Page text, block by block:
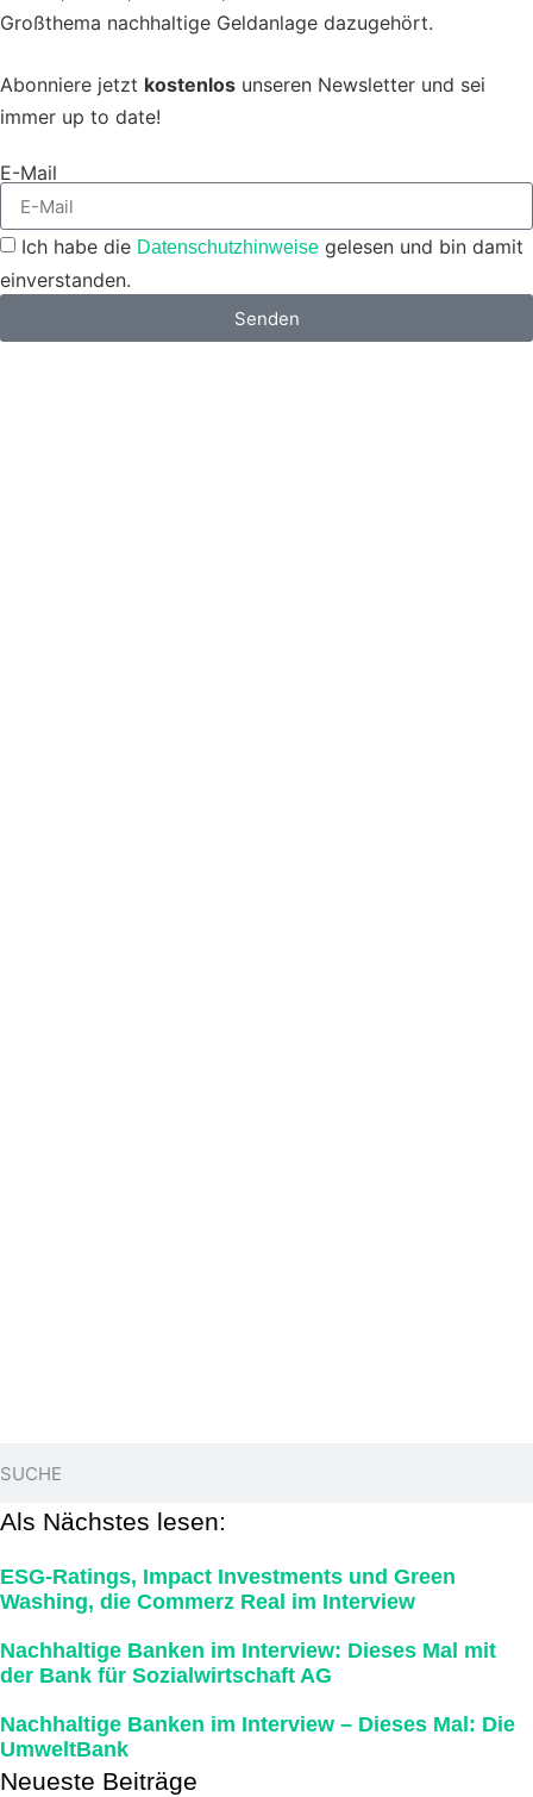
Großthema nachhaltige Geldanlage dazugehört.
Abonniere jetzt kostenlos unseren Newsletter und sei
immer up to date!
E-Mail
Ich habe die Datenschutzhinweise gelesen und bin damit
einverstanden.
Senden
Als Nächstes lesen:
ESG-Ratings, Impact Investments und Green
Washing, die Commerz Real im Interview
Nachhaltige Banken im Interview: Dieses Mal mit
der Bank für Sozialwirtschaft AG
Nachhaltige Banken im Interview – Dieses Mal: Die
UmweltBank
Neueste Beiträge